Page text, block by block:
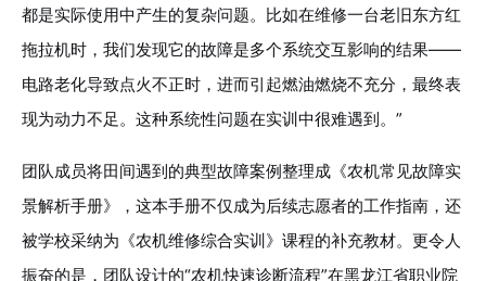
都是实际使用中产生的复杂问题。比如在维修一台老旧东方红
拖拉机时，我们发现它的故障是多个系统交互影响的结果——
电路老化导致点火不正时，进而引起燃油燃烧不充分，最终表
现为动力不足。这种系统性问题在实训中很难遇到。”
团队成员将田间遇到的典型故障案例整理成《农机常见故障实
景解析手册》，这本手册不仅成为后续志愿者的工作指南，还
被学校采纳为《农机维修综合实训》课程的补充教材。更令人
振奋的是，团队设计的“农机快速诊断流程”在黑龙江省职业院